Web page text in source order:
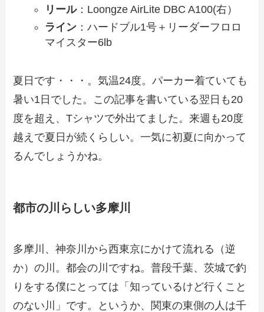
リール：Loongze AirLite DBC A100(右）
ライン ：ハードブル1号＋リーダーフロロ
マイスター6lb
夏日です・・・。気温24度。パーカー着ていても
暑い1日でした。この記事を書いている翌日も20
度を超え、Tシャツで外出てました。来週も20度
越えで夏日が続くらしい。一気に初夏に向かって
るんでしょうかね。
都市の川らしい多摩川
多摩川、神奈川から西東京にかけて流れる（逆
か）の川。都会の川ですね。普段千葉、茨城で釣
りをする僕にとっては「知っているけど行くこと
のない川」です。というか、関東の東側の人は千